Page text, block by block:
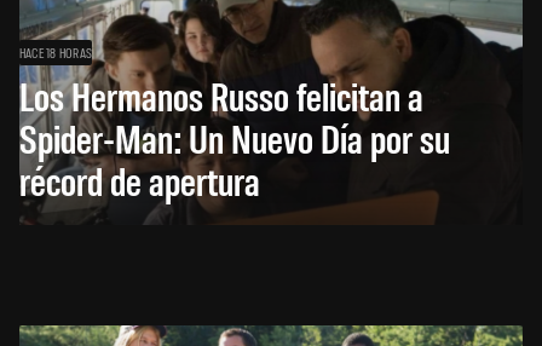
HACE 18 HORAS
Los Hermanos Russo felicitan a
Spider-Man: Un Nuevo Día por su
récord de apertura